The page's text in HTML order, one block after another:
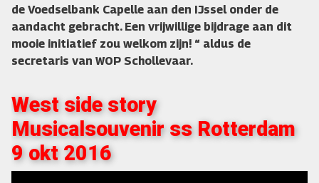
de Voedselbank Capelle aan den IJssel onder de
aandacht gebracht. Een vrijwillige bijdrage aan dit
mooie initiatief zou welkom zijn! “ aldus de
secretaris van WOP Schollevaar.
West side story
Musicalsouvenir ss Rotterdam
9 okt 2016